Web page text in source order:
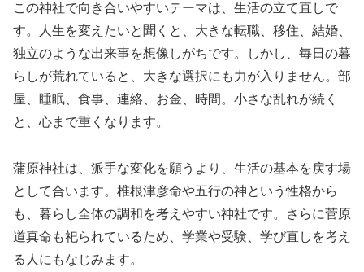
この神社で向き合いやすいテーマは、生活の立て直しで
す。人生を変えたいと聞くと、大きな転職、移住、結婚、
独立のような出来事を想像しがちです。しかし、毎日の暮
らしが荒れていると、大きな選択にも力が入りません。部
屋、睡眠、食事、連絡、お金、時間。小さな乱れが続く
と、心まで重くなります。
蒲原神社は、派手な変化を願うより、生活の基本を戻す場
として合います。椎根津彦命や五行の神という性格から
も、暮らし全体の調和を考えやすい神社です。さらに菅原
道真命も祀られているため、学業や受験、学び直しを考え
る人にもなじみます。